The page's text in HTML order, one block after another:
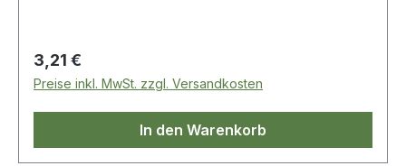
Regulärer Preis:
3,21 €
Preise inkl. MwSt. zzgl. Versandkosten
In den Warenkorb